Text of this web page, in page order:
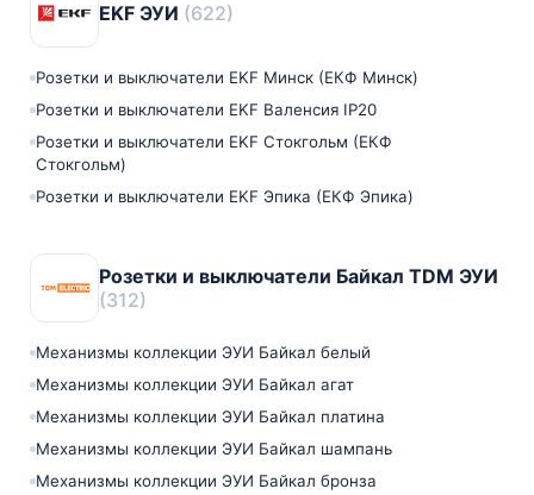
EKF ЭУИ (622)
Розетки и выключатели EKF Минск (ЕКФ Минск)
Розетки и выключатели EKF Валенсия IP20
Розетки и выключатели EKF Стокгольм (ЕКФ
Стокгольм)
Розетки и выключатели EKF Эпика (ЕКФ Эпика)
Розетки и выключатели Байкал TDM ЭУИ
(312)
Механизмы коллекции ЭУИ Байкал белый
Механизмы коллекции ЭУИ Байкал агат
Механизмы коллекции ЭУИ Байкал платина
Механизмы коллекции ЭУИ Байкал шампань
Механизмы коллекции ЭУИ Байкал бронза